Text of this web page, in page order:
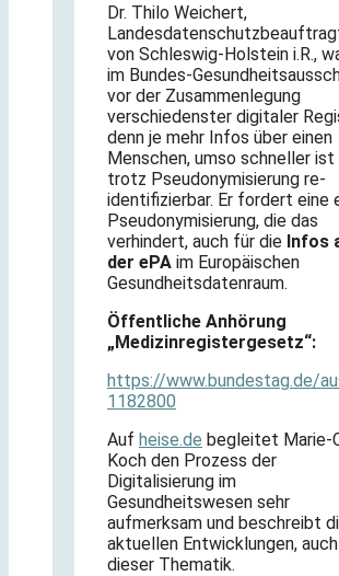
Dr. Thilo Weichert,
von Schleswig-Holstein i.R.,
im Bundes-
vor der Zusammenlegung
verschiedenster digitaler
denn je mehr Infos über einen
Menschen, umso schneller ist
trotz Pseudonymisierung re-
identifizierbar. Er fordert eine
Pseudonymisierung, die das
verhindert, auch für die Infos
der ePA im Europäischen
Gesundheitsdatenraum.
Öffentliche Anhörung
„Medizinregistergesetz“:
https://www.bundestag.de/
1182800
Auf heise.de begleitet Marie-
Koch den Prozess der
Digitalisierung im
Gesundheitswesen sehr
aufmerksam und beschreibt
aktuellen Entwicklungen,
dieser Thematik.